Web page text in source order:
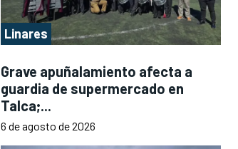
Linares
Grave apuñalamiento afecta a
guardia de supermercado en
Talca;...
6 de agosto de 2026